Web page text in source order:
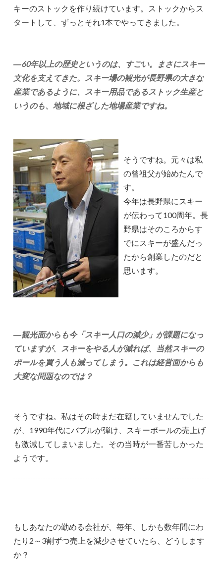
キーのストックを作り続けています。ストックからス
タートして、ずっとそれ1本でやってきました。
―60年以上の歴史というのは、すごい。まさにスキー
文化を支えてきた。スキー場の観光が長野県の大きな
産業であるように、スキー用品であるストック生産と
いうのも、地域に根ざした地場産業ですね。
そうですね。元々は私
の曾祖父が始めたんで
す。
今年は長野県にスキー
が伝わって100周年。長
野県はそのころからす
でにスキーが盛んだっ
たから創業したのだと
思います。
―観光面からも今「スキー人口の減少」が課題になっ
ていますが、スキーをやる人が減れば、当然スキーの
ポールを買う人も減ってしまう。これは経営面からも
大変な問題なのでは？
そうですね。私はその時まだ在籍していませんでした
が、1990年代にバブルが弾け、スキーポールの売上げ
も激減してしまいました。その当時が一番苦しかった
ようです。
もしあなたの勤める会社が、毎年、しかも数年間にわ
たり2～3割ずつ売上を減少させていたら、どうします
か？